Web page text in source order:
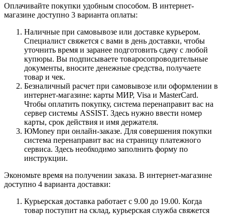
Оплачивайте покупки удобным способом. В интернет-
магазине доступно 3 варианта оплаты:
Наличные при самовывозе или доставке курьером.
Специалист свяжется с вами в день доставки, чтобы
уточнить время и заранее подготовить сдачу с любой
купюры. Вы подписываете товаросопроводительные
документы, вносите денежные средства, получаете
товар и чек.
Безналичный расчет при самовывозе или оформлении в
интернет-магазине: карты МИР, Visa и MasterCard.
Чтобы оплатить покупку, система перенаправит вас на
сервер системы ASSIST. Здесь нужно ввести номер
карты, срок действия и имя держателя.
ЮMoney при онлайн-заказе. Для совершения покупки
система перенаправит вас на страницу платежного
сервиса. Здесь необходимо заполнить форму по
инструкции.
Экономьте время на получении заказа. В интернет-магазине
доступно 4 варианта доставки:
Курьерская доставка работает с 9.00 до 19.00. Когда
товар поступит на склад, курьерская служба свяжется